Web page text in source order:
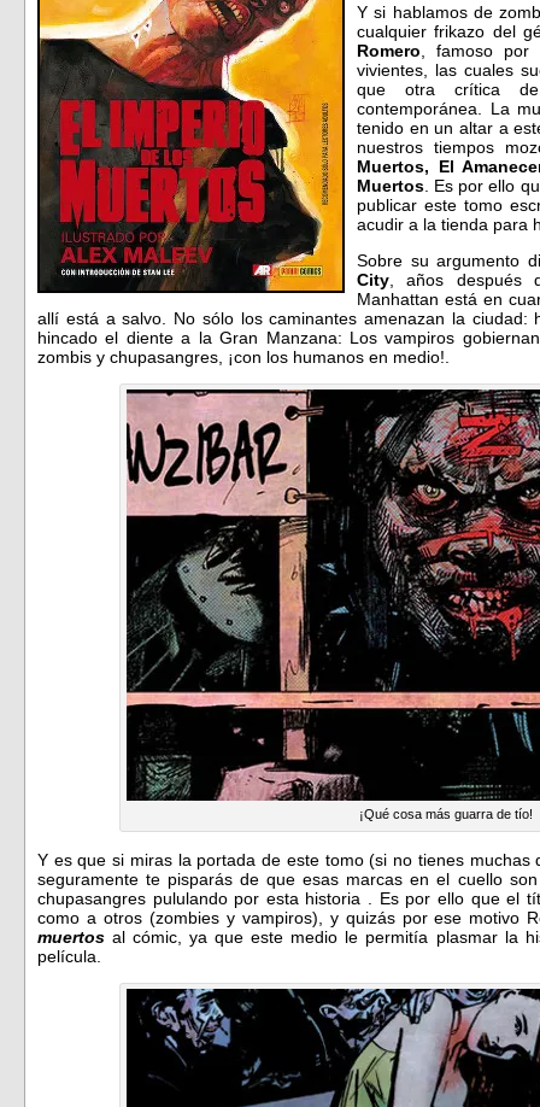
Y si hablamos de
cualquier frikazo del
Romero , famoso
vivientes, las cuales
que otra crítica
contemporánea. La
tenido en un altar a
nuestros tiempos
Muertos, El
Muertos . Es por ello
publicar este tomo
acudir a la tienda para
Sobre su argumento
City , años después
Manhattan está en
allí está a salvo. No sólo los caminantes amenazan la
hincado el diente a la Gran Manzana: Los vampiros
zombis y chupasangres, ¡con los humanos en medio!.
¡Qué cosa más guarra de tío!
Y es que si miras la portada de este tomo (si no tienes
seguramente te pisparás de que esas marcas en el cuello
chupasangres pululando por esta historia . Es por ello que el
como a otros (zombies y vampiros), y quizás por ese motivo
muertos al cómic, ya que este medio le permitía plasmar la
película.